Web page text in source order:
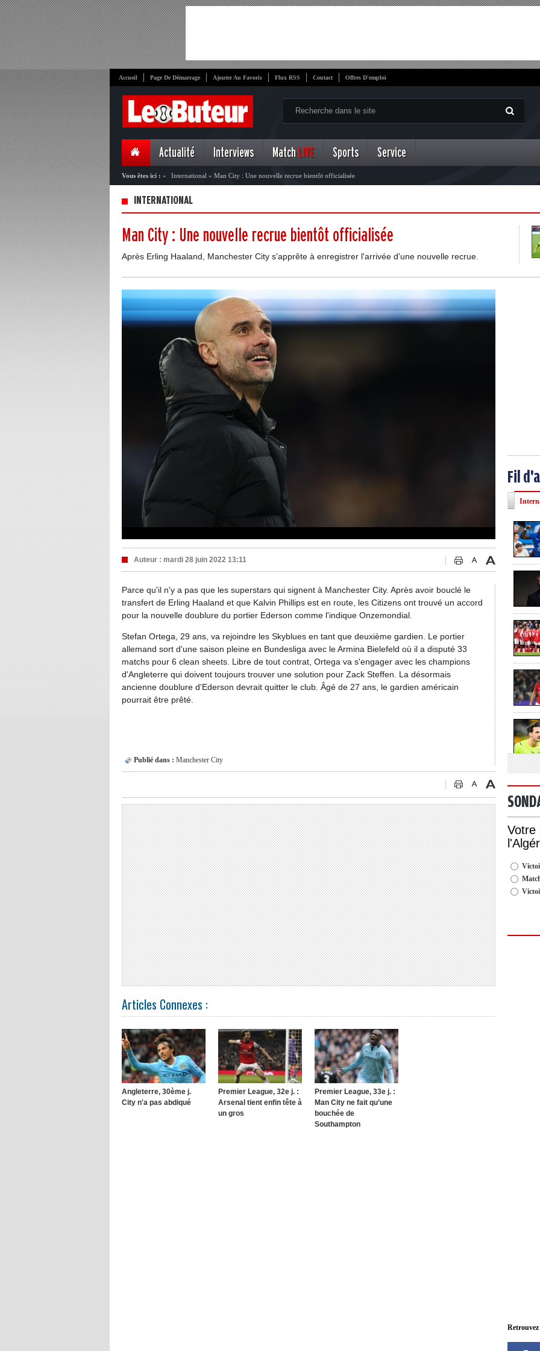
Accueil Page De Démarrage Ajouter Au Favoris Flux RSS Contact Offres D'emploi
Actualité Interviews Match LIVE Sports Service
Vous êtes ici : » International » Man City : Une nouvelle recrue bientôt officialisée
INTERNATIONAL
Man City : Une nouvelle recrue bientôt officialisée
Après Erling Haaland, Manchester City s'apprête à enregistrer l'arrivée d'une nouvelle recrue.
Auteur : mardi 28 juin 2022 13:11
Parce qu'il n'y a pas que les superstars qui signent à Manchester City. Après avoir bouclé le
transfert de Erling Haaland et que Kalvin Phillips est en route, les Citizens ont trouvé un accord
pour la nouvelle doublure du portier Ederson comme l'indique Onzemondial.
Stefan Ortega, 29 ans, va rejoindre les Skyblues en tant que deuxième gardien. Le portier
allemand sort d'une saison pleine en Bundesliga avec le Armina Bielefeld où il a disputé 33
matchs pour 6 clean sheets. Libre de tout contrat, Ortega va s'engager avec les champions
d'Angleterre qui doivent toujours trouver une solution pour Zack Steffen. La désormais
ancienne doublure d'Ederson devrait quitter le club. Âgé de 27 ans, le gardien américain
pourrait être prêté.
Publié dans : Manchester City
Articles Connexes :
Angleterre, 30ème j.
City n'a pas abdiqué
Premier League, 32e j. :
Arsenal tient enfin tête à
un gros
Premier League, 33e j. :
Man City ne fait qu’une
bouchée de
Southampton
Fil
Votre